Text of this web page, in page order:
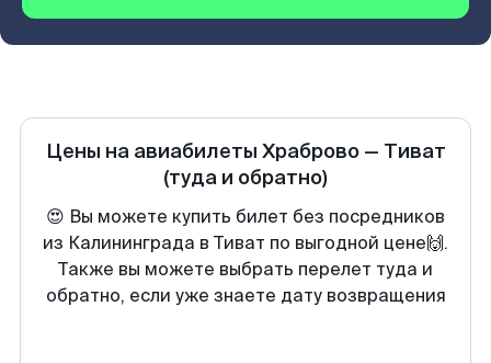
Цены на авиабилеты Храброво— Тиват
(туда и обратно)
😍 Вы можете купить билет без посредников
из Калининграда в Тиват по выгодной цене🙌.
Также вы можете выбрать перелет туда и
обратно, если уже знаете дату возвращения